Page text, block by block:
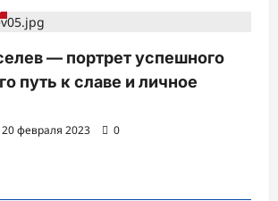
— портрет успешного
путь к славе и личное
20 февраля 2023 0